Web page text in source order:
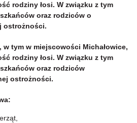
rodziny łosi. W związku z tym
oraz rodziców o
ostrożności.
w tym w miejscowości Michałowice,
rodziny łosi. W związku z tym
oraz rodziców
ostrożności.